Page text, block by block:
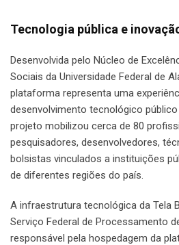
Tecnologia pública e
Desenvolvida pelo Núcleo de
Sociais da Universidade Federal de
plataforma representa uma
desenvolvimento tecnológico
projeto mobilizou cerca de 80
pesquisadores, desenvolvedores,
bolsistas vinculados a instituições
de diferentes regiões do país.
A infraestrutura tecnológica da Tela
Serviço Federal de Processamento
responsável pela hospedagem da